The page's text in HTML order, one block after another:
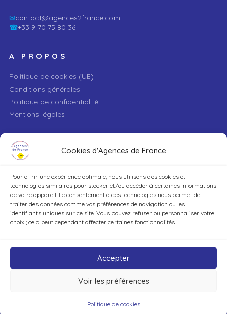
Cookies d'Agences de France
Pour offrir une expérience optimale, nous utilisons des cookies et
technologies similaires pour stocker et/ou accéder à certaines informations
de votre appareil. Le consentement à ces technologies nous permet de
traiter des données comme vos préférences de navigation ou les
identifiants uniques sur ce site. Vous pouvez refuser ou personnaliser votre
choix ; cela peut cependant affecter certaines fonctionnalités.
Accepter
Voir les préférences
Politique de cookies
✉contact@agences2france.com
☎+33 9 70 75 80 36
A PROPOS
Politique de cookies (UE)
Conditions générales
Politique de confidentialité
Mentions légales
VILLE
TYPE DE BIEN
DÉCOUVRIR